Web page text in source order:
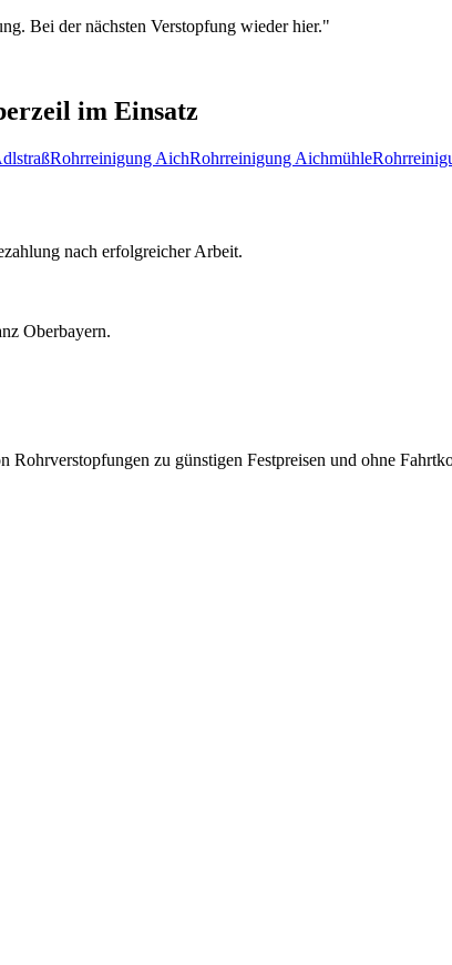
Bei der nächsten Verstopfung wieder hier."
im Einsatz
Rohrreinigung AichRohrreinigung Aichmühle
nach erfolgreicher Arbeit.
Oberbayern.
zu günstigen Festpreisen und ohne